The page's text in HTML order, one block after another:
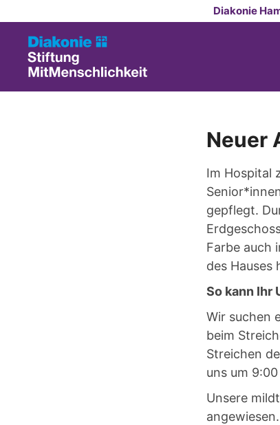
Diakonie
Neuer
Im Hospital
gepflegt.
Farbe auch
des Hauses
So kann Ihr
Wir suchen
beim
Streichen
uns um
Unsere